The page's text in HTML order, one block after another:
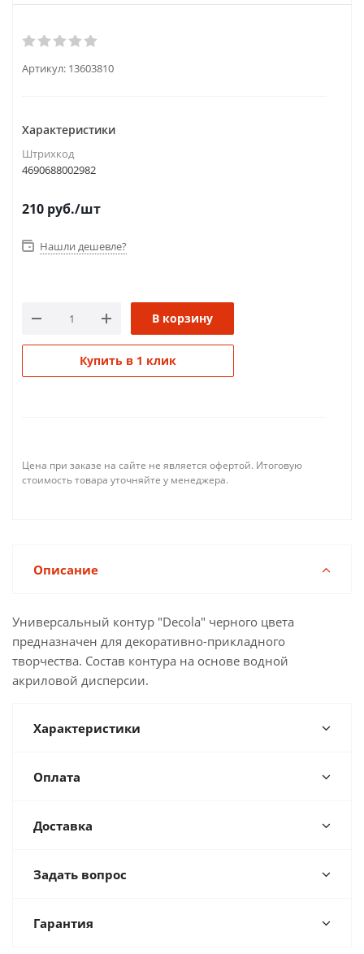
Артикул: 13603810
Характеристики
Штрихкод
4690688002982
210 руб./шт
Нашли дешевле?
В корзину
Купить в 1 клик
Цена при заказе на сайте не является офертой. Итоговую
стоимость товара уточняйте у менеджера.
Описание
Универсальный контур "Decola" черного цвета
предназначен для декоративно-прикладного
творчества. Состав контура на основе водной
акриловой дисперсии.
Характеристики
Оплата
Доставка
Задать вопрос
Гарантия